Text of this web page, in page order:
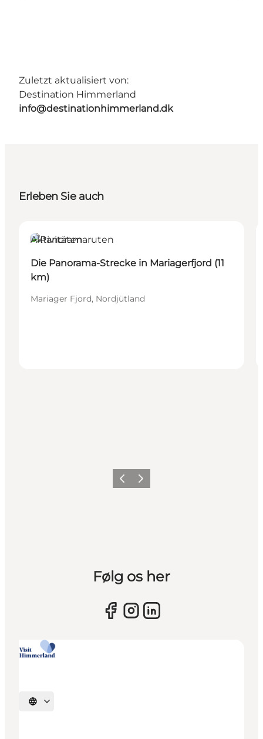
Zuletzt aktualisiert von:
Destination Himmerland
info@destinationhimmerland.dk
Erleben Sie auch
Aktivitäten
Die Panorama-Strecke in Mariagerfjord (11
km)
Mariager Fjord, Nordjütland
Vorherige Folie
Nächste Folie
Følg os her
Sprache auswählen